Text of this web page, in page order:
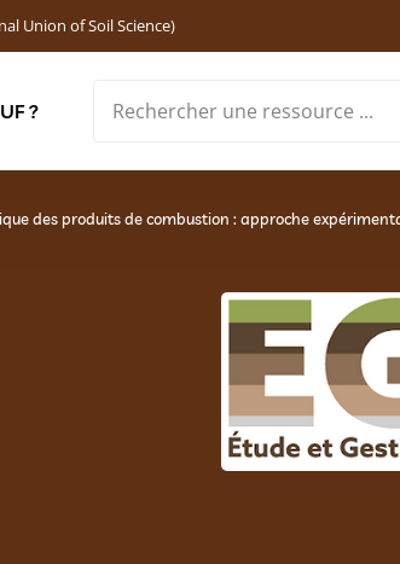
Union of Soil Science)
?
des produits de combustion : approche